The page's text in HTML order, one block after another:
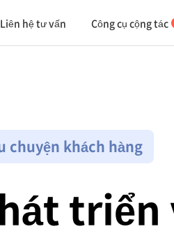
Liên hệ tư vấn Công cụ cộng tác
chuyện khách hàng